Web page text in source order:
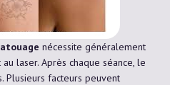
nécessite généralement
laser. Après chaque séance, le
Plusieurs facteurs peuvent